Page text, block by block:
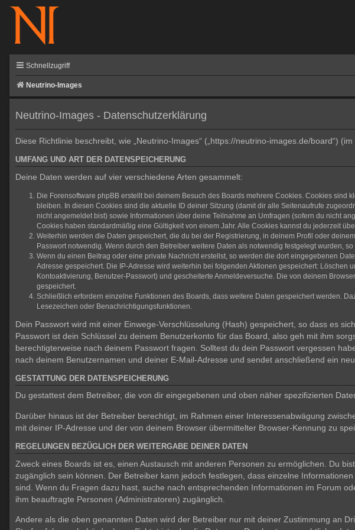
Schnellzugriff
Neutrino-Images
Neutrino-Images - Datenschutzerklärung
Diese Richtlinie beschreibt, wie „Neutrino-Images“ („https://neutrino-images.de/board“)
UMFANG UND ART DER DATENSPEICHERUNG
Deine Daten werden auf vier verschiedene Arten gesammelt:
Die Forensoftware phpBB erstellt bei deinem Besuch des Boards mehrere Cookies. Cookies
bleiben. In diesen Cookies sind die aktuelle ID deiner Sitzung (damit dir alle Seitenaufrufe
nicht angemeldet bist) sowie Informationen über deine Teilnahme an Umfragen (sofern du nicht
Cookies haben standardmäßig eine Gültigkeit von einem Jahr. Alle Cookies kannst du jederzeit
Weiterhin werden die Daten gespeichert, die du bei der Registrierung, in deinem Profil oder
Passwort notwendig. Wenn durch den Betreiber weitere Daten als notwendig festgelegt wurden,
Wenn du einen Beitrag oder eine private Nachricht erstellst, so werden die dort eingegebenen
Adresse gespeichert. Die IP-Adresse wird weiterhin bei folgenden Aktionen gespeichert:
Kontoaktivierung, Benutzer-Passwort) und gescheiterte Anmeldeversuche. Die von deinem
gespeichert.
Schließlich erfordern einzelne Funktionen des Boards, dass weitere Daten gespeichert werden.
Lesezeichen oder Benachrichtigungsfunktionen.
Dein Passwort wird mit einer Einwege-Verschlüsselung (Hash) gespeichert, so dass es
Passwort ist dein Schlüssel zu deinem Benutzerkonto für das Board, also geh mit ihm
berechtigterweise nach deinem Passwort fragen. Solltest du dein Passwort vergessen
nach deinem Benutzernamen und deiner E-Mail-Adresse und sendet anschließend ein
GESTATTUNG DER DATENSPEICHERUNG
Du gestattest dem Betreiber, die von dir eingegebenen und oben näher spezifizierten
Darüber hinaus ist der Betreiber berechtigt, im Rahmen einer Interessenabwägung
mit deiner IP-Adresse und der von deinem Browser übermittelter Browser-Kennung zu
REGELUNGEN BEZÜGLICH DER WEITERGABE DEINER DATEN
Zweck eines Boards ist es, einen Austausch mit anderen Personen zu ermöglichen. Du
zugänglich sein können. Der Betreiber kann jedoch festlegen, dass einzelne
sind. Wenn du Fragen dazu hast, suche nach entsprechenden Informationen im Forum
ihm beauftragte Personen (Administratoren) zugänglich.
Andere als die oben genannten Daten wird der Betreiber nur mit deiner Zustimmung an